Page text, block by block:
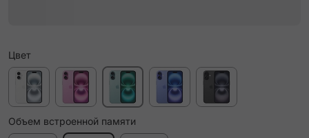
Цвет
Объем встроенной памяти